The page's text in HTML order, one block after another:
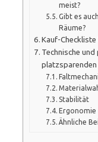
meist?
Gibt es
Räume?
Kauf-
Technische
Stabilität
Ergonomie
Ähnliche